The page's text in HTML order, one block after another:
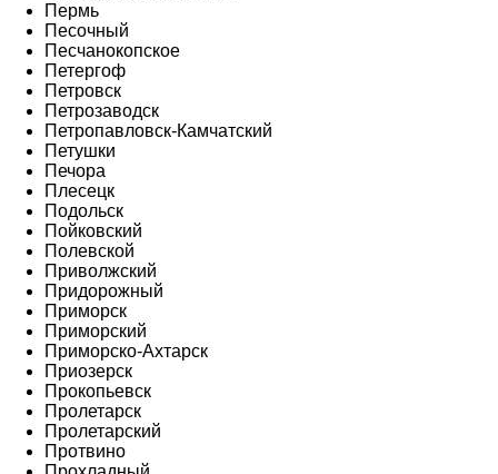
Пермь
Песочный
Песчанокопское
Петергоф
Петровск
Петрозаводск
Петропавловск-Камчатский
Петушки
Печора
Плесецк
Подольск
Пойковский
Полевской
Приволжский
Придорожный
Приморск
Приморский
Приморско-Ахтарск
Приозерск
Прокопьевск
Пролетарск
Пролетарский
Протвино